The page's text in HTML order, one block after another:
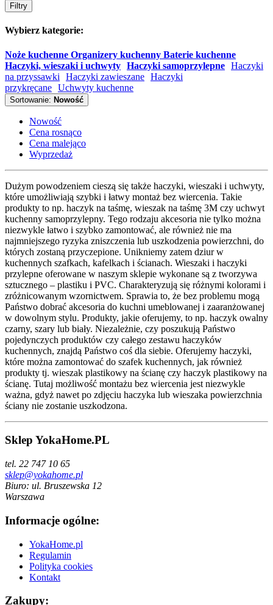
Filtry
Wybierz kategorie:
Noże kuchenne Organizery kuchenny Baterie kuchenne
Haczyki, wieszaki i uchwyty Haczyki samoprzylepne Haczyki
na przyssawki
Haczyki zawieszane Haczyki
przykręcane Uchwyty kuchenne
Sortowanie: Nowość
Nowość
Cena rosnąco
Cena malejąco
Wyprzedaż
Dużym powodzeniem cieszą się także haczyki, wieszaki i uchwyty,
które umożliwiają szybki i łatwy montaż bez wiercenia. Takie
produkty to np. haczyk na taśmę, wieszak na taśmę 3M czy uchwyt
kuchenny samoprzylepny. Tego rodzaju akcesoria nie tylko można
niezwykle łatwo i szybko zamontować, ale również nie ma
najmniejszego ryzyka zniszczenia lub uszkodzenia powierzchni, do
których zostaną przyczepione. Unikniemy zatem dziur w
kuchennych szafkach, kafelkach i ścianach. Wieszaki i haczyki
przylepne oferowane w naszym sklepie wykonane są z tworzywa
sztucznego – plastiku i PVC. Charakteryzują się różnymi kolorami i
zróżnicowanym wzornictwem. Sprawia to, że bez problemu mogą
Państwo dobrać akcesoria do kuchni umeblowanej i zaaranżowanej
w dowolnym stylu. Produkty, jakie oferujemy, to np. haczyk owalny
czarny, szary lub biały. Niezależnie, czy poszukują Państwo
pojedynczych produktów czy całego zestawu haczyków
kuchennych, znajdą Państwo coś dla siebie. Oferujemy haczyki,
które można zamontować do szafek kuchennych, jak również
produkty tj. wieszak plastikowy na ścianę czy haczyk plastikowy na
ścianę. Tutaj możliwość montażu bez wiercenia jest niezwykle
ważna, gdyż nawet po zdjęciu haczyka lub wieszaka powierzchnia
ściany nie zostanie uszkodzona.
Sklep YokaHome.PL
tel. 22 747 10 65
sklep@yokahome.pl
Biuro: ul. Bruszewska 12
Warszawa
Informacje ogólne:
YokaHome.pl
Regulamin
Polityka cookies
Kontakt
Zakupy: